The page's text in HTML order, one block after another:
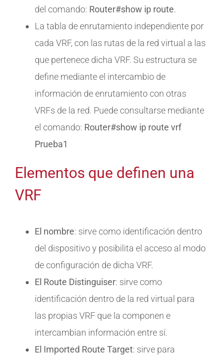
del comando: Router#show ip route.
La tabla de enrutamiento independiente por
cada VRF, con las rutas de la red virtual a las
que pertenece dicha VRF. Su estructura se
define mediante el intercambio de
información de enrutamiento con otras
VRFs de la red. Puede consultarse mediante
el comando: Router#show ip route vrf
Prueba1
Elementos que definen una
VRF
El nombre: sirve como identificación dentro
del dispositivo y posibilita el acceso al modo
de configuración de dicha VRF.
El Route Distinguiser: sirve como
identificación dentro de la red virtual para
las propias VRF que la componen e
intercambian información entre sí.
El Imported Route Target: sirve para